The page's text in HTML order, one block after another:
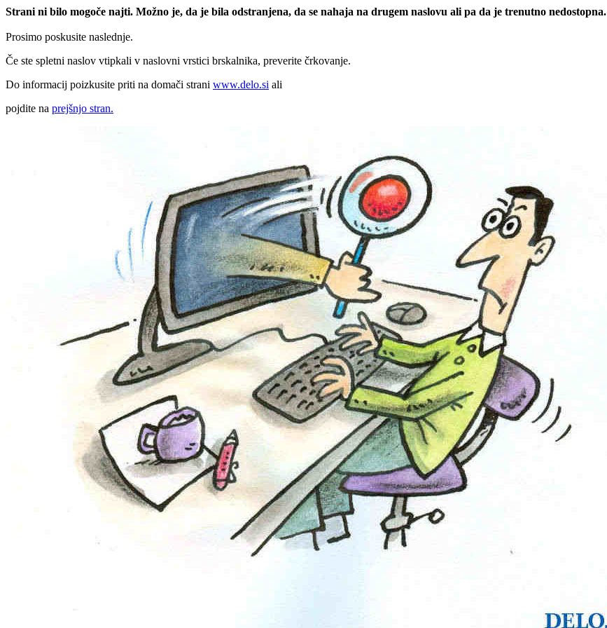
Strani ni bilo mogoče najti. Možno je, da je bila odstranjena, da se nahaja na drugem naslovu ali pa da je trenutno nedostopna.
Prosimo poskusite naslednje.
Če ste spletni naslov vtipkali v naslovni vrstici brskalnika, preverite črkovanje.
Do informacij poizkusite priti na domači strani www.delo.si ali
pojdite na prejšnjo stran.